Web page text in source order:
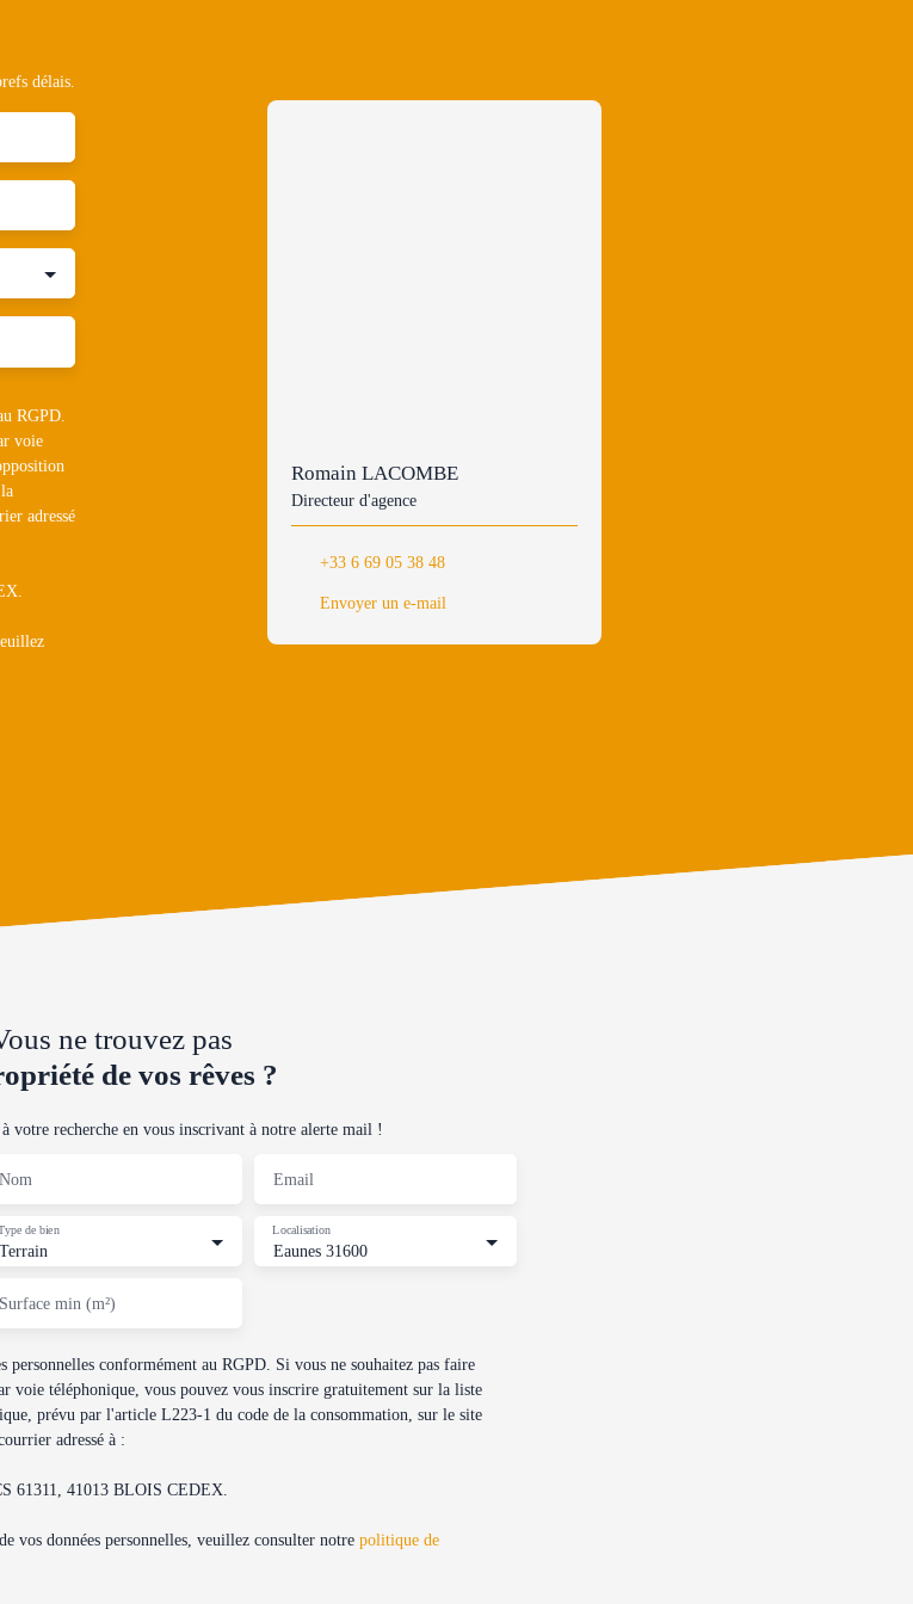
délais.
RGPD.
voie
adressé
Romain LACOMBE
Directeur d'agence
+33 6 69 05 38 48
Envoyer un e-mail
ne trouvez pas
de vos rêves ?
votre recherche en vous inscrivant à notre alerte mail !
Nom Email
Terrain
de bien
Eaunes 31600
Localisation
Surface min (m²)
personnelles conformément au RGPD. Si vous ne souhaitez pas faire
voie téléphonique, vous pouvez vous inscrire gratuitement sur la liste
prévu par l'article L223-1 du code de la consommation, sur le site
adressé à :
61311, 41013 BLOIS CEDEX.
vos données personnelles, veuillez consulter notre politique de